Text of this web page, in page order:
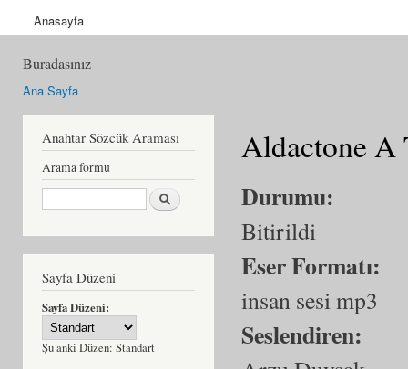
Anasayfa
Buradasınız
Ana Sayfa
Anahtar Sözcük Araması
Arama formu
Ara
Sayfa Düzeni
Sayfa Düzeni:
Şu anki Düzen: Standart
Aldactone A
Durumu:
Bitirildi
Eser Formatı:
insan sesi mp3
Seslendiren: